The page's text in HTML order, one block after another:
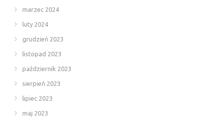
marzec 2024
luty 2024
grudzień 2023
listopad 2023
październik 2023
sierpień 2023
lipiec 2023
maj 2023